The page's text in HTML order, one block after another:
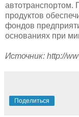
автотранспортом.
продуктов
фондов
основаниях при
Источник: http://
Поделиться